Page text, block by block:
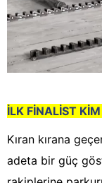
İLK FİNALİST
Kıran kırana
adeta bir güç